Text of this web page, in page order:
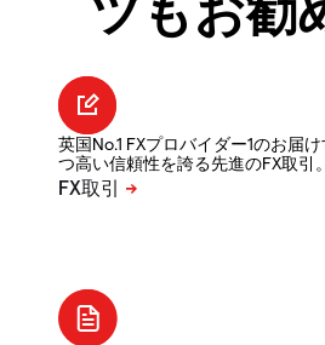
英国No.1 FXプロバイダー1のお届
つ高い信頼性を誇る先進のFX取引。